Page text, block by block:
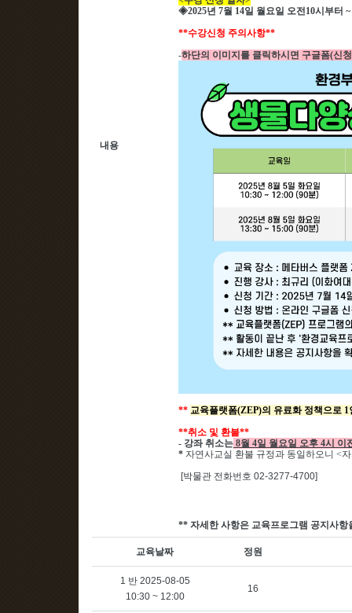
내용
◈2025년 7월 14일 월요일 오전10시부터
**수강신청 주의사항**
-하단의 이미지를 클릭하시면 구글폼(신
** 교육플랫폼(ZEP)의 유료화 정책으로
**취소 및 환불**
- 강좌 취소는 8월 4일 월요일 오후 4시 이
* 자연사교실 환불 규정과 동일하오니 <
[박물관 전화번호 02-3277-4700]
** 자세한 사항은 교육프로그램 공지사항
교육날짜 정원
1 반 2025-08-05
10:30 ~ 12:00
16